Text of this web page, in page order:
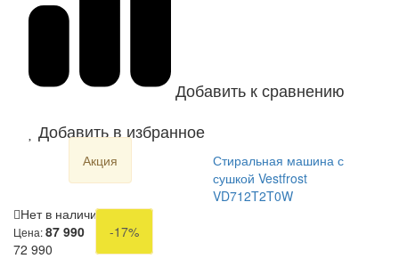
Добавить к сравнению
Добавить в избранное
Акция
Стиральная машина с
сушкой Vestfrost
VD712T2T0W
Нет в наличии
Цена:87 990
-17%
72 990